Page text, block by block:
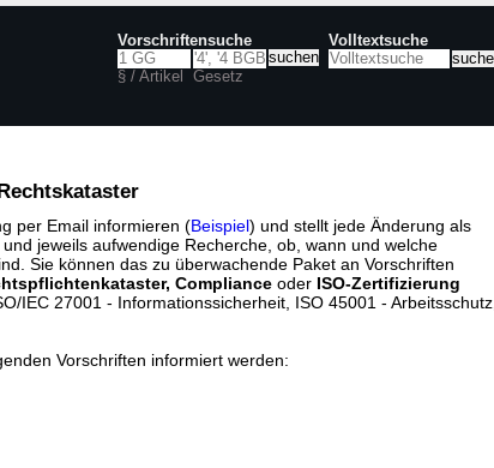
Vorschriftensuche
§ / Artikel Gesetz
Volltextsuche
per Email informieren (Beispiel) und stellt jede Änderung als
jeweils aufwendige Recherche, ob, wann und welche
Sie können das zu überwachende Paket an Vorschriften
Compliance oder ISO-Zertifizierung
IEC 27001 - Informationssicherheit, ISO 45001 - Arbeitsschutz,
Vorschriften informiert werden: